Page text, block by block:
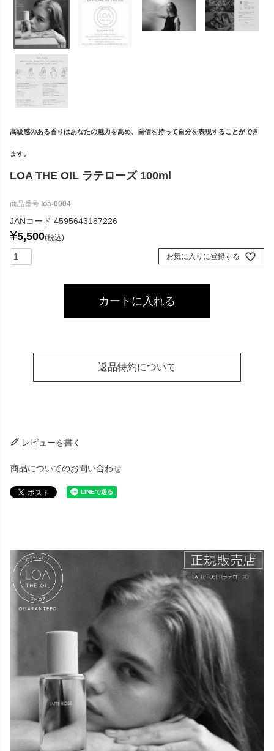
高級感のある香りはあなたの魅力を高め、自信を持って自分を表現することができ
ます。
LOA THE OIL ラテローズ 100ml
商品番号 loa-0004
JANコード 4595643187226
¥5,500 税込
お気に入りに登録する
カートに入れる
返品特約について
レビューを書く
商品についてのお問い合わせ